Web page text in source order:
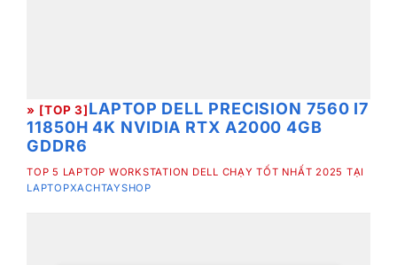
» [TOP 3]LAPTOP DELL PRECISION 7560 I7
11850H 4K NVIDIA RTX A2000 4GB
GDDR6
TOP 5 LAPTOP WORKSTATION DELL CHẠY TỐT NHẤT 2025 TẠI
LAPTOPXACHTAYSHOP